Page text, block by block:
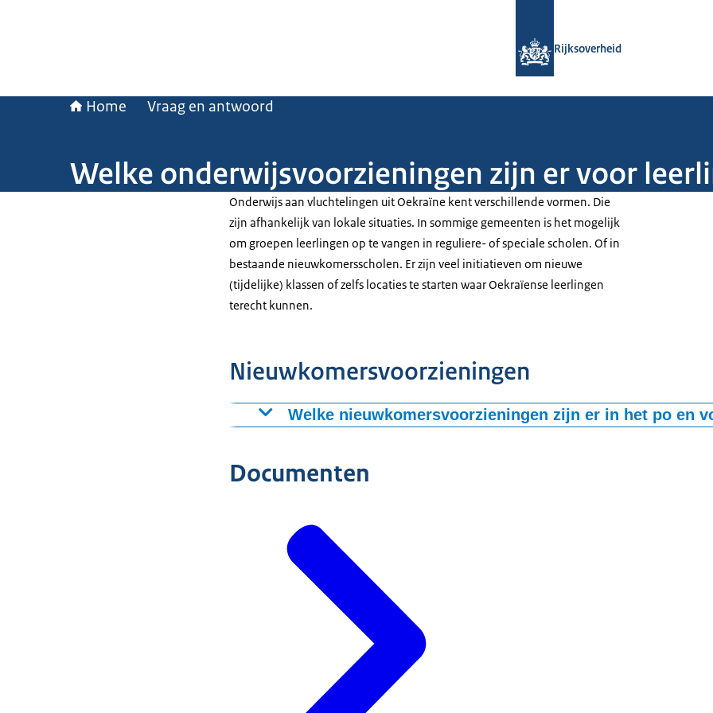
Rijksoverheid
Home Vraag en antwoord
Welke onderwijsvoorzieningen zijn er voor
Onderwijs aan vluchtelingen uit Oekraïne kent verschillende vormen. Die
zijn afhankelijk van lokale situaties. In sommige gemeenten is het mogelijk
om groepen leerlingen op te vangen in reguliere- of speciale scholen. Of in
bestaande nieuwkomersscholen. Er zijn veel initiatieven om nieuwe
(tijdelijke) klassen of zelfs locaties te starten waar Oekraïense leerlingen
terecht kunnen.
Nieuwkomersvoorzieningen
Welke nieuwkomersvoorzieningen zijn er in het po en
Documenten